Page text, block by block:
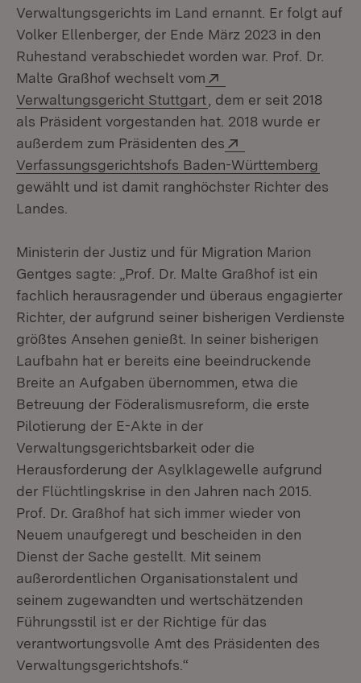
Verwaltungsgerichts im Land ernannt. Er folgt auf
Volker Ellenberger, der Ende März 2023 in den
Ruhestand verabschiedet worden war. Prof. Dr.
Malte Graßhof wechselt vom
Verwaltungsgericht Stuttgart (Öffnet in neuem
, dem er seit 2018
als Präsident vorgestanden hat. 2018 wurde er
außerdem zum Präsidenten des
Verfassungsgerichtshofs Baden-Württemberg
gewählt und ist damit ranghöchster Richter des
Landes.
Ministerin der Justiz und für Migration Marion
Gentges sagte: „Prof. Dr. Malte Graßhof ist ein
fachlich herausragender und überaus engagierter
Richter, der aufgrund seiner bisherigen Verdienste
größtes Ansehen genießt. In seiner bisherigen
Laufbahn hat er bereits eine beeindruckende
Breite an Aufgaben übernommen, etwa die
Betreuung der Föderalismusreform, die erste
Pilotierung der E-Akte in der
Verwaltungsgerichtsbarkeit oder die
Herausforderung der Asylklagewelle aufgrund
der Flüchtlingskrise in den Jahren nach 2015.
Prof. Dr. Graßhof hat sich immer wieder von
Neuem unaufgeregt und bescheiden in den
Dienst der Sache gestellt. Mit seinem
außerordentlichen Organisationstalent und
seinem zugewandten und wertschätzenden
Führungsstil ist er der Richtige für das
verantwortungsvolle Amt des Präsidenten des
Verwaltungsgerichtshofs.“